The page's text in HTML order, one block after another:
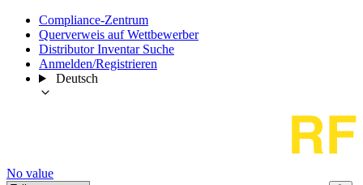
Compliance-Zentrum
Querverweis auf Wettbewerber
Distributor Inventar Suche
Anmelden/Registrieren
Deutsch
No value